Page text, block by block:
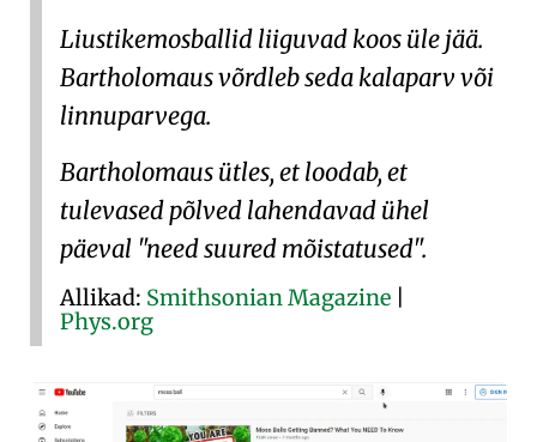
Liustikemosballid liiguvad koos üle jää.
Bartholomaus võrdleb seda kalaparv või
linnuparvega.
Bartholomaus ütles, et loodab, et
tulevased põlved lahendavad ühel
päeval "need suured mõistatused".
Allikad: Smithsonian Magazine
Phys.org